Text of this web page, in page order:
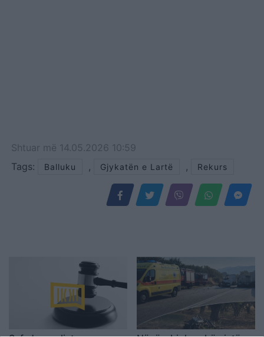
Shtuar më 14.05.2026 10:59
Tags:
Balluku , Gjykatën e Lartë , Rekurs